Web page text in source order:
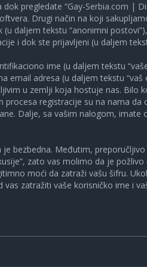
pregledate “Gay-Serbia.com |
Drugi način na koji
daljem tekstu “anonimni
i dok ste prijavljeni (u daljem
ime (u daljem tekstu
email adresa (u daljem tekstu
u zemlji koja hostuje nas. Bilo
procesa registracije su na nama
Dalje, sa vašim nalogom,
bezbedna. Međutim,
zato vas molimo da je
moći da zatraži vašu šifru.
zatražiti vaše korisničko ime i